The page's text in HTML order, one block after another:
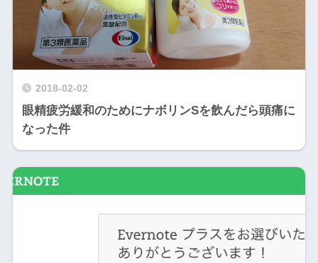
2018-02-02
眼精疲労緩和のためにナボリンSを飲んだら頭痛に
なった件